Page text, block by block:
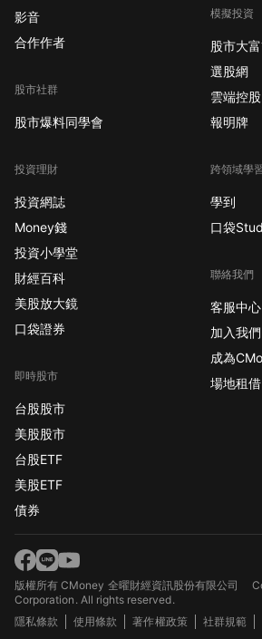
影音
合作作者
股市社群
股市爆料同學會
投資理財
投資網誌
Money錢
投資小學堂
財經百科
美股放大鏡
口袋證券
即時股市
台股股市
美股股市
台股ETF
美股ETF
債券
模擬投資
股市大
選股網
雲端控股
報明牌
跨領域學
學到
口袋
聯絡我們
客服中心
加入我們
成為
場地租借
版權所有 CMoney 全曜財經資訊股份有限公司
Corporation. All rights reserved.
隱私條款
使用條款 著作權政策 社群規範